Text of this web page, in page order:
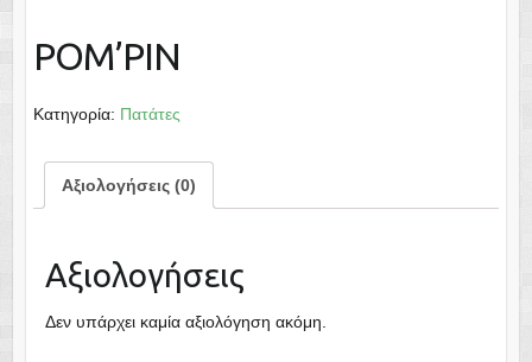
POM’PIN
Κατηγορία: Πατάτες
Αξιολογήσεις (0)
Αξιολογήσεις
Δεν υπάρχει καμία αξιολόγηση ακόμη.